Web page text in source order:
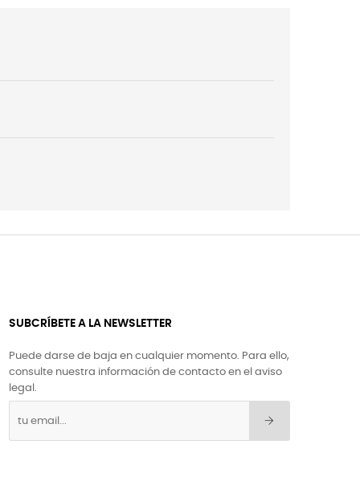
SUBCRÍBETE A LA NEWSLETTER
Puede darse de baja en cualquier momento. Para ello,
consulte nuestra información de contacto en el aviso
legal.